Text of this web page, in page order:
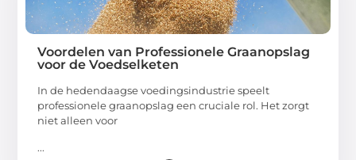
Voordelen van Professionele Graanopslag
voor de Voedselketen
In de hedendaagse voedingsindustrie speelt
professionele graanopslag een cruciale rol. Het zorgt
niet alleen voor
...